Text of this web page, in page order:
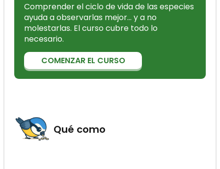
Comprender el ciclo de vida de las especies
ayuda a observarlas mejor… y a no
molestarlas. El curso cubre todo lo
necesario.
COMENZAR EL CURSO
Qué como